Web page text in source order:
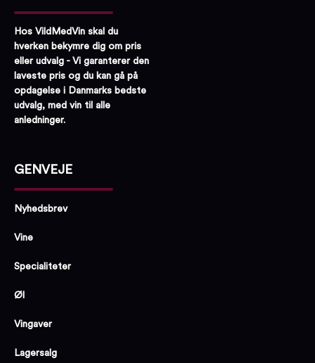
Hos VildMedVin skal du
hverken bekymre dig om pris
eller udvalg - Vi garanterer den
laveste pris og du kan gå på
opdagelse i Danmarks bedste
udvalg, med vin til alle
anledninger.
GENVEJE
Nyhedsbrev
Vine
Specialiteter
Øl
Vingaver
Lagersalg